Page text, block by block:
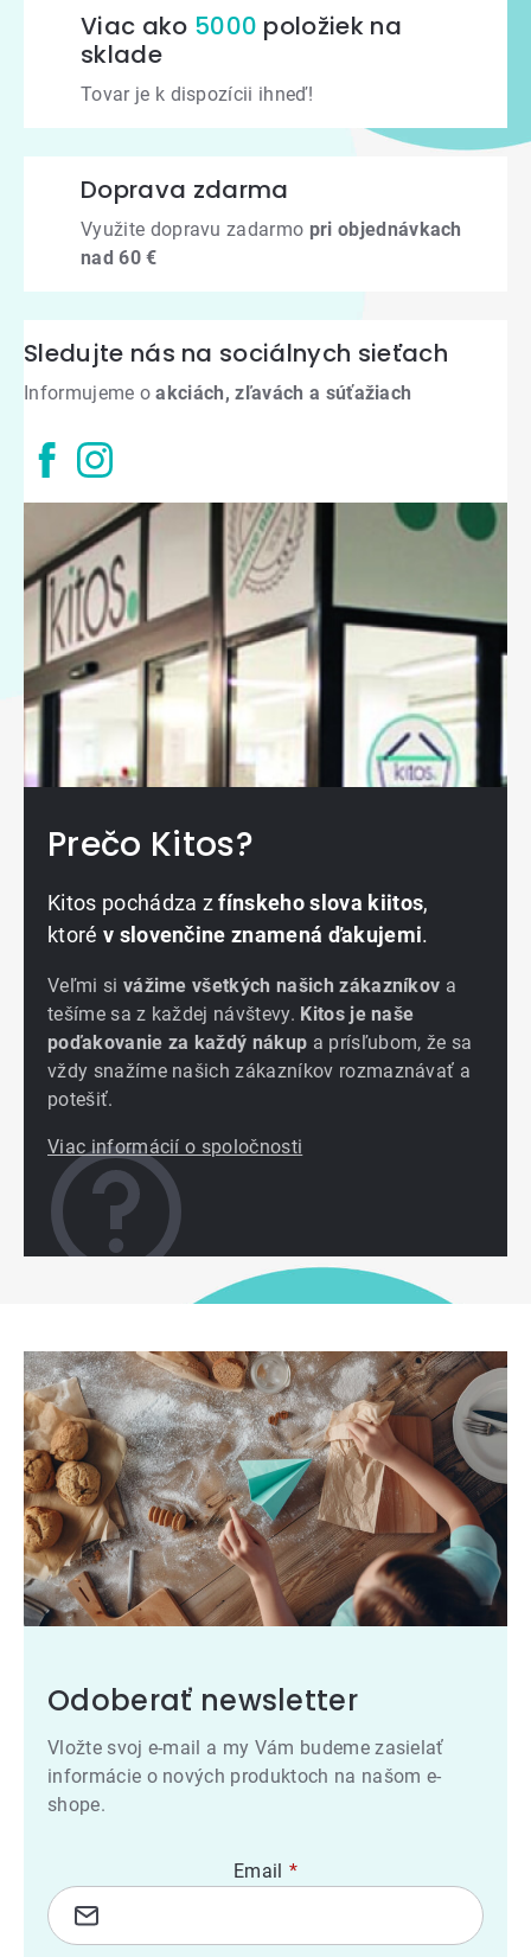
Viac ako 5000 položiek na
sklade
Tovar je k dispozícii ihneď!
Doprava zdarma
Využite dopravu zadarmo pri objednávkach
nad 60 €
Sledujte nás na sociálnych sieťach
Informujeme oakciách, zľavách a súťažiach
Prečo Kitos?
Kitos pochádza zfínskeho slova kiitos,
ktoré v slovenčine znamená ďakujemi.
Veľmi si vážime všetkých našich zákazníkov a
tešíme sa z každej návštevy. Kitos je naše
poďakovanie za každý nákup a prísľubom, že sa
vždy snažíme našich zákazníkov rozmaznávať a
potešiť.
Viac informácií o spoločnosti
Odoberať newsletter
Vložte svoj e-mail a my Vám budeme zasielať
informácie o nových produktoch na našom e-
shope.
Email